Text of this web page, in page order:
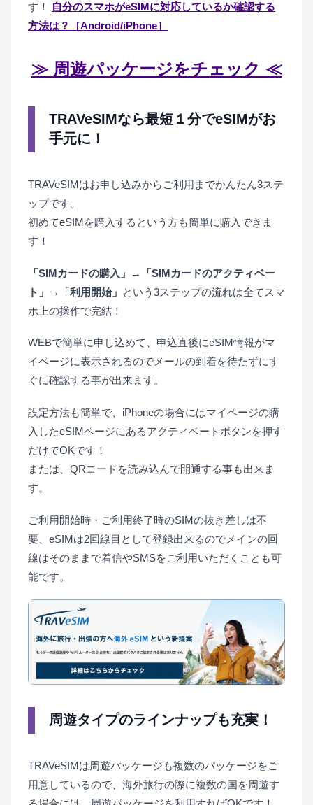
す！
自分のスマホがeSIMに対応しているか確認する
方法は？［Android/iPhone］
≫ 周遊パッケージをチェック ≪
TRAVeSIMなら最短１分でeSIMがお
手元に！
TRAVeSIMはお申し込みからご利用までかんたん3ステ
ップです。
初めてeSIMを購入するという方も簡単に購入できま
す！
「SIMカードの購入」→「SIMカードのアクティベー
ト」→「利用開始」 という3ステップの流れは全てスマ
ホ上の操作で完結！
WEBで簡単に申し込めて、申込直後にeSIM情報がマ
イページに表示されるのでメールの到着を待たずにす
ぐに確認する事が出来ます。
設定方法も簡単で、iPhoneの場合にはマイページの購
入したeSIMページにあるアクティベートボタンを押す
だけでOKです！
または、QRコードを読み込んで開通する事も出来ま
す。
ご利用開始時・ご利用終了時のSIMの抜き差しは不
要、eSIMは2回線目として登録出来るのでメインの回
線はそのままで着信やSMSをご利用いただくことも可
能です。
周遊タイプのラインナップも充実！
TRAVeSIMは周遊パッケージも複数のパッケージをご
用意しているので、海外旅行の際に複数の国を周遊す